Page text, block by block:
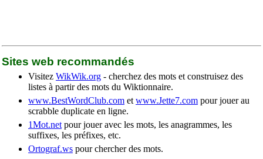
Sites web recommandés
Visitez WikWik.org - cherchez des mots et construisez des
listes à partir des mots du Wiktionnaire.
www.BestWordClub.com et www.Jette7.com pour jouer au
scrabble duplicate en ligne.
1Mot.net pour jouer avec les mots, les anagrammes, les
suffixes, les préfixes, etc.
Ortograf.ws pour chercher des mots.